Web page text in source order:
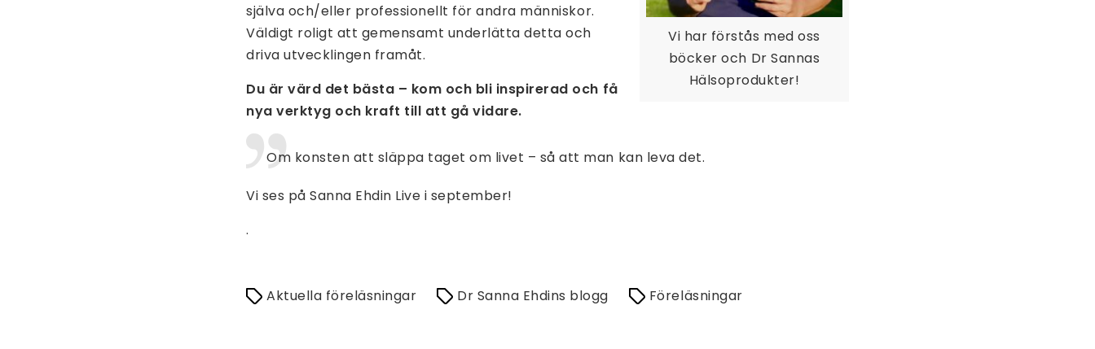
Vi har förstås med oss
böcker och Dr Sannas
Hälsoprodukter!
själva och/eller professionellt för andra människor.
Väldigt roligt att gemensamt underlätta detta och
driva utvecklingen framåt.
Du är värd det bästa – kom och bli inspirerad och få
nya verktyg och kraft till att gå vidare.
Om konsten att släppa taget om livet – så att man kan leva det.
Vi ses på Sanna Ehdin Live i september!
.
Aktuella föreläsningar Dr Sanna Ehdins blogg Föreläsningar